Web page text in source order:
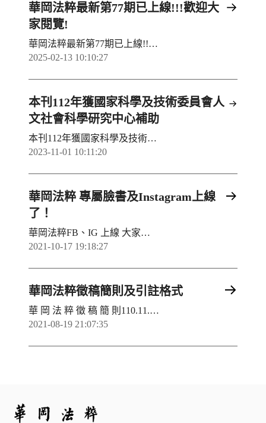
華岡法粹最新第77期已上線!!!歡迎大
家閱覽!
華岡法粹最新第77期已上線!!!歡迎大家閱覽!當期出版 | 華岡法粹 (pccu.edu.tw)
2025-02-13 10:10:27
本刊112年獲國家科學及技術委員會人
文社會科學研究中心補助
本刊112年獲國家科學及技術委員會人文社會科學研究中心補助
2023-11-01 10:11:20
華岡法粹 專屬臉書及Instagram上線
了！
華岡法粹FB、IG 上線 大家怎麼可以錯過吸收資訊的機會呢！ 趕緊追蹤起來～ 讓您獲取資訊不落後！ 讓您吸收資訊不錯過！ 讓您得知期刊不馬後！ 讓您購買叢書不棘手！ 所以！動動手指追蹤起來吧 如果可以！幫忙分享宣傳不盡感謝 華岡法粹 FB 華岡法粹IG FB連結https://business.facebook.com/%E8%8F%AF%E5%B2%A1%E6%B3%95%E7%B2%B9%E5%8F%A2%E6%9B%B8-104691465302358IG連結https://www.instagram.com/hk_lawreview/#中國文化大學法律學系
2021-10-17 19:18:27
華岡法粹徵稿簡則及引註格式
華 岡 法 粹 徵 稿 簡 則110.11.03 110學年度第1次法學院院務會議修訂通過詳情請至華岡法粹徵稿簡介 查看
2021-08-19 21:07:35